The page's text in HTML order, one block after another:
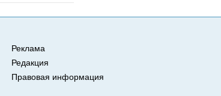
Реклама
Редакция
Правовая информация